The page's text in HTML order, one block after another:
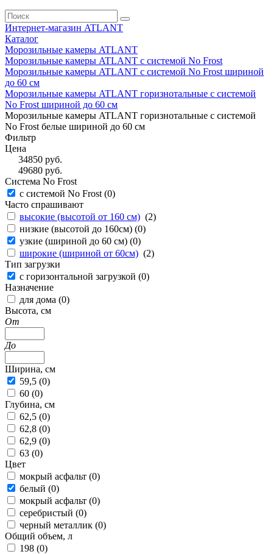
Интернет-магазин ATLANT
Каталог
Морозильные камеры ATLANT
Морозильные камеры ATLANT с системой No Frost
Морозильные камеры ATLANT с системой No Frost шириной
до 60 см
Морозильные камеры ATLANT горизнотальные с системой
No Frost шириной до 60 см
Морозильные камеры ATLANT горизнотальные с системой
No Frost белые шириной до 60 см
Фильтр
Цена
34850руб.
49680руб.
Система No Frost
с системой No Frost (0)
Часто спрашивают
высокие (высотой от 160 см) (2)
низкие (высотой до 160см) (0)
узкие (шириной до 60 см) (0)
широкие (шириной от 60см) (2)
Тип загрузки
с горизонтальной загрузкой (0)
Назначение
для дома (0)
Высота, см
От
До
Ширина, см
59,5 (0)
60 (0)
Глубина, см
62,5 (0)
62,8 (0)
62,9 (0)
63 (0)
Цвет
мокрый асфальт (0)
белый (0)
мокрый асфальт (0)
серебристый (0)
черный металлик (0)
Общий объем, л
198 (0)